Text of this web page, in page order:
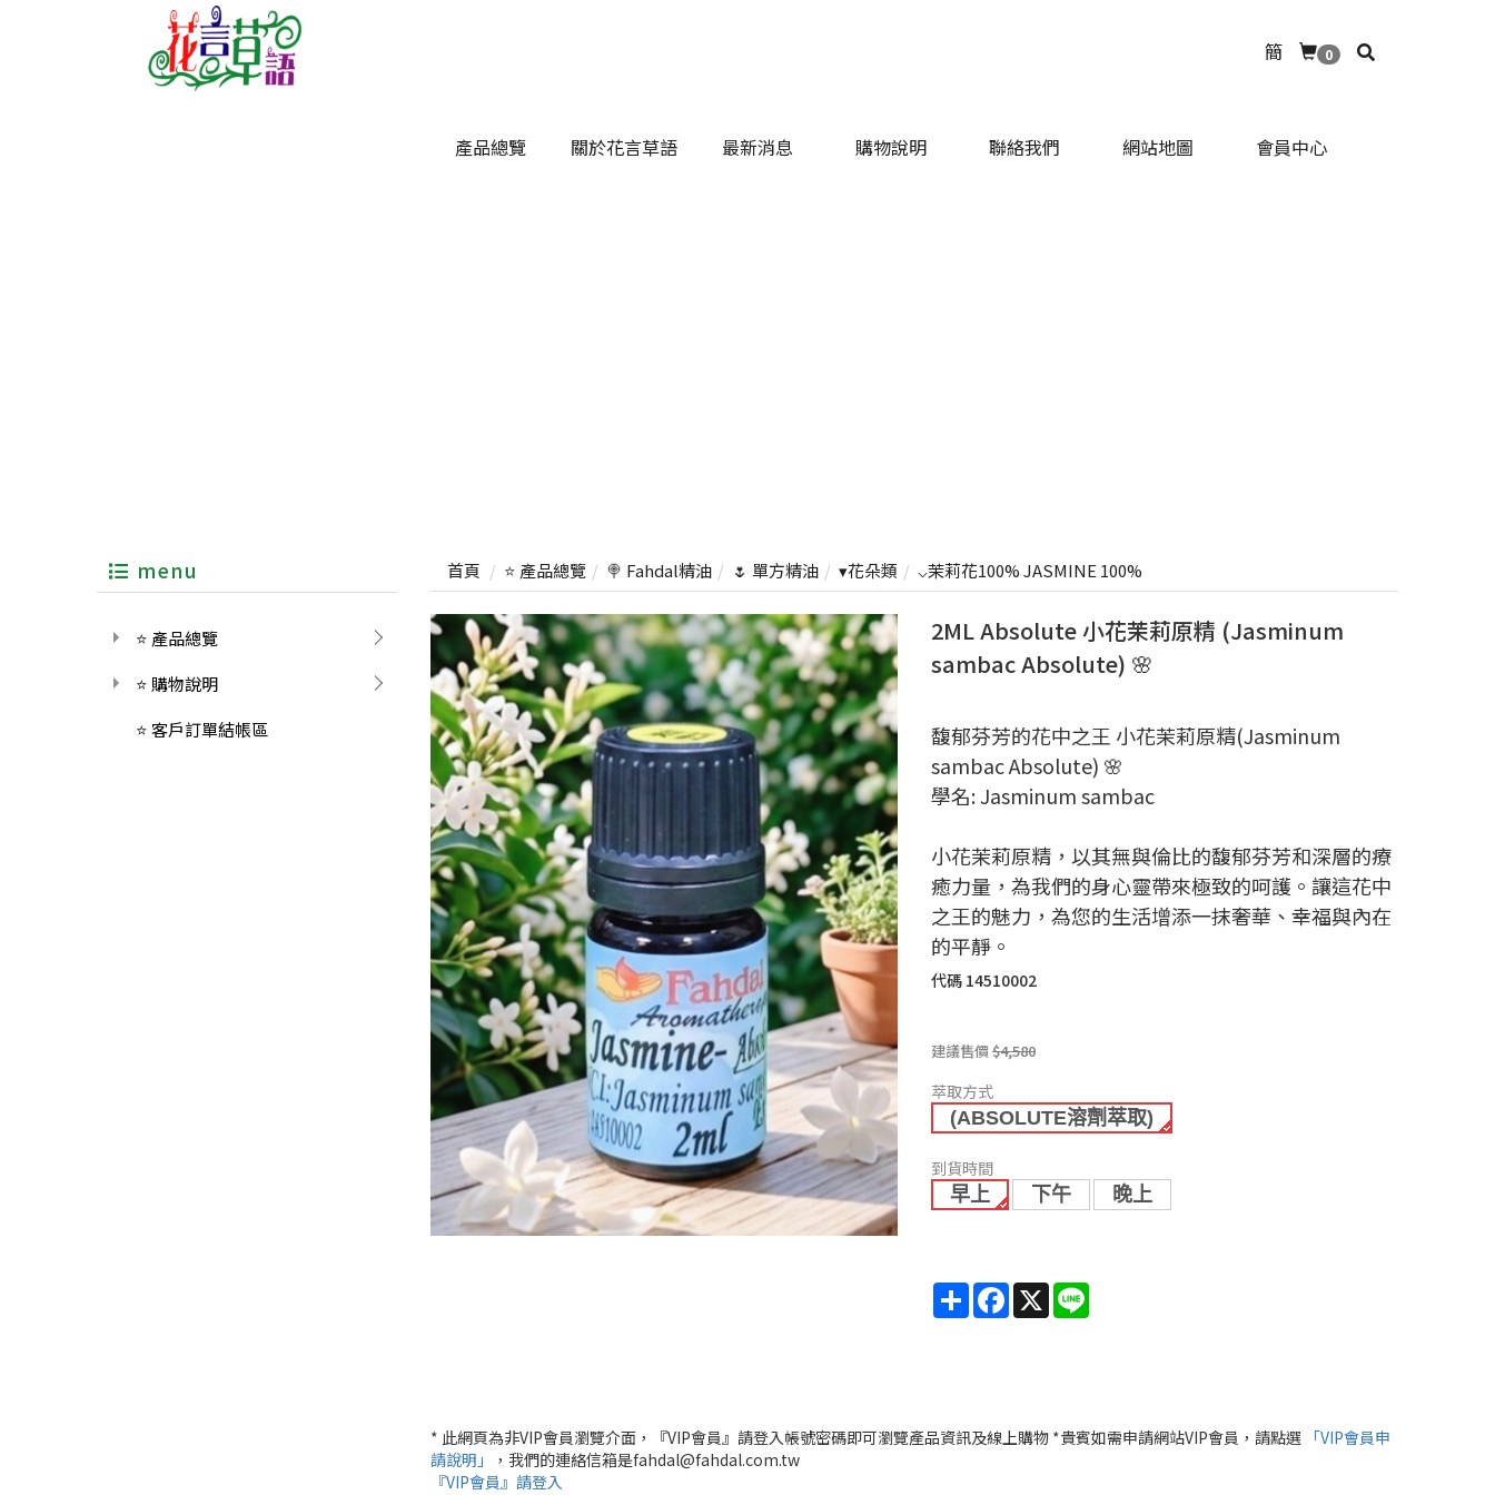
簡 0
產品總覽 關於花言草語 最新消息 購物說明 聯絡我們 網站地圖 會員中心
menu
⭐ 產品總覽
⭐ 購物說明
⭐ 客戶訂單結帳區
首頁 ⭐ 產品總覽 🍭 Fahdal精油 🌷 單方精油 ▾花朵類 ⌵茉莉花100% JASMINE 100%
2ML Absolute 小花茉莉原精 (Jasminum
sambac Absolute) 🌸
馥郁芬芳的花中之王 小花茉莉原精(Jasminum
sambac Absolute) 🌸
學名: Jasminum sambac
小花茉莉原精，以其無與倫比的馥郁芬芳和深層的療
癒力量，為我們的身心靈帶來極致的呵護。讓這花中
之王的魅力，為您的生活增添一抹奢華、幸福與內在
的平靜。
代碼 14510002
建議售價$4,580
萃取方式
(ABSOLUTE溶劑萃取)
到貨時間
早上
下午 晚上
Share Facebook
X
* 此網頁為非VIP會員瀏覽介面，『VIP會員』請登入帳號密碼即可瀏覽產品資訊及線上購物 *貴賓如需申請網站VIP會員，請點選 「VIP會員申
請說明」
，我們的連絡信箱是fahdal@fahdal.com.tw
『VIP會員』請登入